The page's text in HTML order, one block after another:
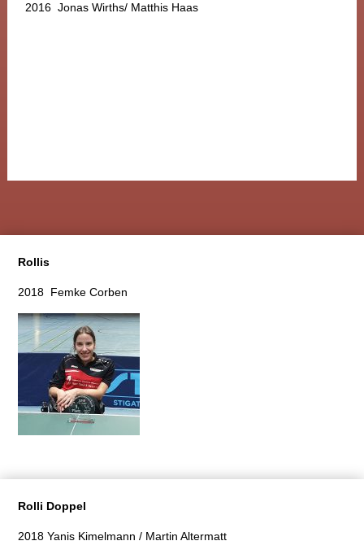
2016 Jonas Wirths/ Matthis Haas
Rollis
2018 Femke Corben
Rolli Doppel
2018 Yanis Kimelmann / Martin Altermatt